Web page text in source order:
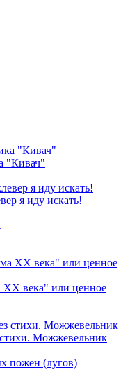
"Кивач"
я иду искать!
XX века" или ценное
стихи. Можжевельник